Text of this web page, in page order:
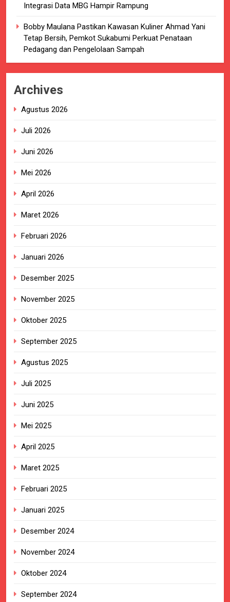
Integrasi Data MBG Hampir Rampung
Bobby Maulana Pastikan Kawasan Kuliner Ahmad Yani
Tetap Bersih, Pemkot Sukabumi Perkuat Penataan
Pedagang dan Pengelolaan Sampah
Archives
Agustus 2026
Juli 2026
Juni 2026
Mei 2026
April 2026
Maret 2026
Februari 2026
Januari 2026
Desember 2025
November 2025
Oktober 2025
September 2025
Agustus 2025
Juli 2025
Juni 2025
Mei 2025
April 2025
Maret 2025
Februari 2025
Januari 2025
Desember 2024
November 2024
Oktober 2024
September 2024